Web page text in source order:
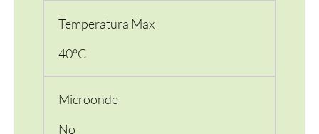
Temperatura Max
40°C
Microonde
No